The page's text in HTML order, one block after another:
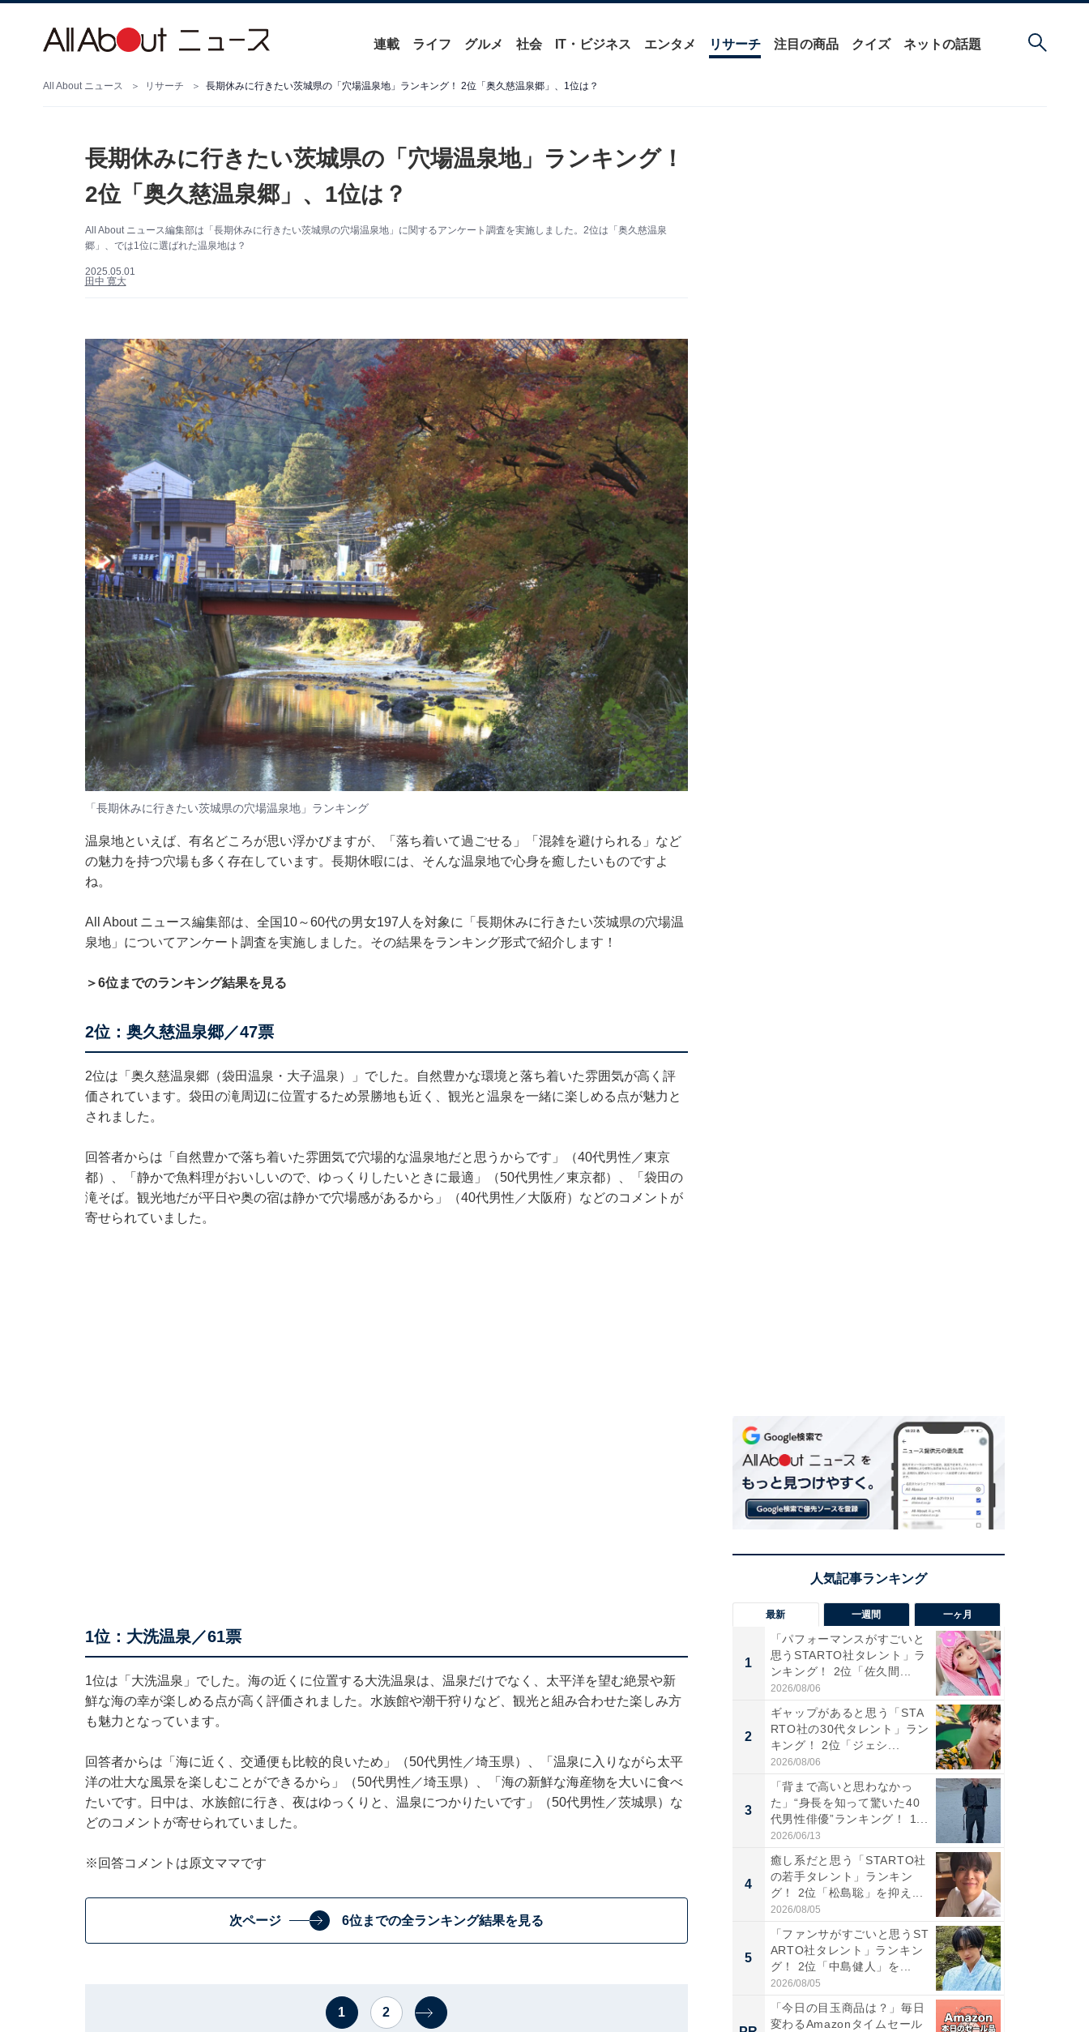
連載 ライフ グルメ 社会 IT・ビジネス エンタメ リサーチ 注目の商品 クイズ ネットの話題
All About ニュース リサーチ 長期休みに行きたい茨城県の「穴場温泉地」ランキング！ 2位「奥久慈温泉郷」、1位は？
長期休みに行きたい茨城県の「穴場温泉地」ランキング！
2位「奥久慈温泉郷」、1位は？
All About ニュース編集部は「長期休みに行きたい茨城県の穴場温泉地」に関するアンケート調査を実施しました。2位は「奥久慈温泉
郷」、では1位に選ばれた温泉地は？
2025.05.01
田中 寛大
「長期休みに行きたい茨城県の穴場温泉地」ランキング
温泉地といえば、有名どころが思い浮かびますが、「落ち着いて過ごせる」「混雑を避けられる」など
の魅力を持つ穴場も多く存在しています。長期休暇には、そんな温泉地で心身を癒したいものですよ
ね。
All About ニュース編集部は、全国10～60代の男女197人を対象に「長期休みに行きたい茨城県の穴場温
泉地」についてアンケート調査を実施しました。その結果をランキング形式で紹介します！
＞6位までのランキング結果を見る
2位：奥久慈温泉郷／47票
2位は「奥久慈温泉郷（袋田温泉・大子温泉）」でした。自然豊かな環境と落ち着いた雰囲気が高く評
価されています。袋田の滝周辺に位置するため景勝地も近く、観光と温泉を一緒に楽しめる点が魅力と
されました。
回答者からは「自然豊かで落ち着いた雰囲気で穴場的な温泉地だと思うからです」（40代男性／東京
都）、「静かで魚料理がおいしいので、ゆっくりしたいときに最適」（50代男性／東京都）、「袋田の
滝そば。観光地だが平日や奥の宿は静かで穴場感があるから」（40代男性／大阪府）などのコメントが
寄せられていました。
1位：大洗温泉／61票
1位は「大洗温泉」でした。海の近くに位置する大洗温泉は、温泉だけでなく、太平洋を望む絶景や新
鮮な海の幸が楽しめる点が高く評価されました。水族館や潮干狩りなど、観光と組み合わせた楽しみ方
も魅力となっています。
回答者からは「海に近く、交通便も比較的良いため」（50代男性／埼玉県）、「温泉に入りながら太平
洋の壮大な風景を楽しむことができるから」（50代男性／埼玉県）、「海の新鮮な海産物を大いに食べ
たいです。日中は、水族館に行き、夜はゆっくりと、温泉につかりたいです」（50代男性／茨城県）な
どのコメントが寄せられていました。
※回答コメントは原文ママです
次ページ 6位までの全ランキング結果を見る
1 2
最新 一週間 一ヶ月
1
「パフォーマンスがすごいと
思うSTARTO社タレント」ラ
ンキング！ 2位「佐久間...
2026/08/06
2
ギャップがあると思う「STA
RTO社の30代タレント」ラン
キング！ 2位「ジェシ...
2026/08/06
3
「背まで高いと思わなかっ
た」“身長を知って驚いた40
代男性俳優”ランキング！ 1...
2026/06/13
4
癒し系だと思う「STARTO社
の若手タレント」ランキン
グ！ 2位「松島聡」を抑え...
2026/08/05
5
「ファンサがすごいと思うST
ARTO社タレント」ランキン
グ！ 2位「中島健人」を...
2026/08/05
「今日の目玉商品は？」毎日
変わるAmazonタイムセール